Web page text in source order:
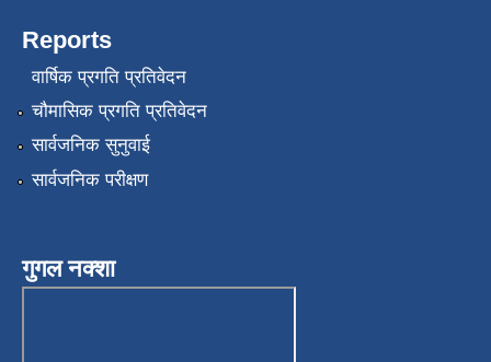
Reports
वार्षिक प्रगति प्रतिवेदन
चौमासिक प्रगति प्रतिवेदन
सार्वजनिक सुनुवाई
सार्वजनिक परीक्षण
गुगल नक्शा